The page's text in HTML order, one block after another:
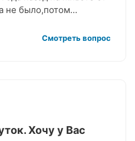
не было,потом…
Смотреть вопрос
Хочу у Вас